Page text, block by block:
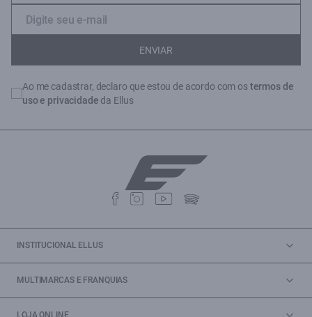
ENVIAR
Ao me cadastrar, declaro que estou de acordo com ostermos de
uso e privacidade da Ellus
INSTITUCIONAL ELLUS
MULTIMARCAS E FRANQUIAS
LOJA ONLINE